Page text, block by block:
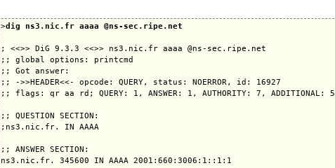
>dig ns3.nic.fr aaaa @ns-sec.ripe.net
; <<>> DiG 9.3.3 <<>> ns3.nic.fr aaaa @ns-sec.ripe.net
;; global options: printcmd
;; Got answer:
;; ->>HEADER<<- opcode: QUERY, status: NOERROR, id: 16927
;; flags: qr aa rd; QUERY: 1, ANSWER: 1, AUTHORITY: 7, ADDITIONAL: 5
;; QUESTION SECTION:
;ns3.nic.fr. IN AAAA
;; ANSWER SECTION:
ns3.nic.fr. 345600 IN AAAA 2001:660:3006:1::1:1